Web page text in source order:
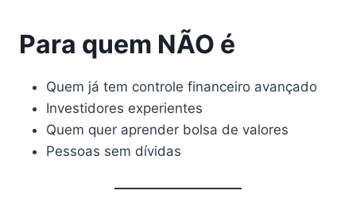
Para quem NÃO é
Quem já tem controle financeiro avançado
Investidores experientes
Quem quer aprender bolsa de valores
Pessoas sem dívidas